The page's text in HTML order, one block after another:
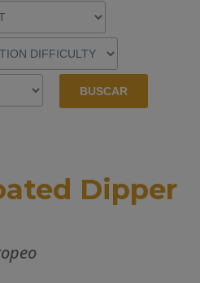
Dipper